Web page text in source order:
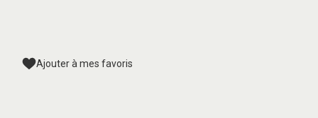
Ajouter à mes favoris